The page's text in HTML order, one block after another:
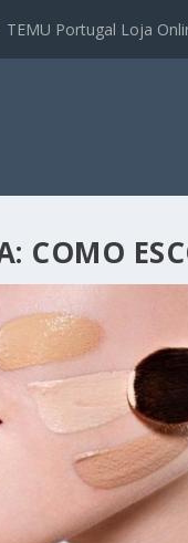
TEMU Portugal Loja
COMO